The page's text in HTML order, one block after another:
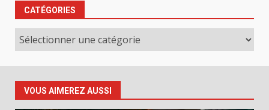
CATÉGORIES
Catégories
VOUS AIMEREZ AUSSI